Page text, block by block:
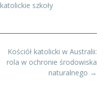
katolickie szkoły
Kościół katolicki w Australii:
rola w ochronie środowiska
naturalnego →